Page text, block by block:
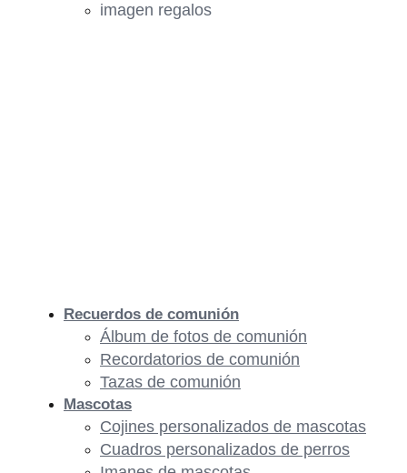
imagen regalos
Recuerdos de comunión
Álbum de fotos de comunión
Recordatorios de comunión
Tazas de comunión
Mascotas
Cojines personalizados de mascotas
Cuadros personalizados de perros